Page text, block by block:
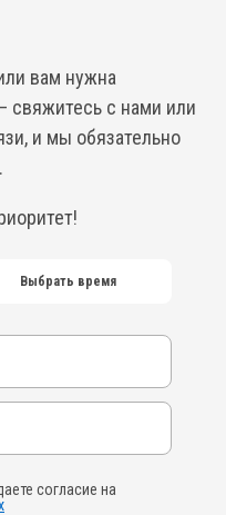
вам нужна
свяжитесь с нами или
и мы обязательно
Выбрать время
согласие на